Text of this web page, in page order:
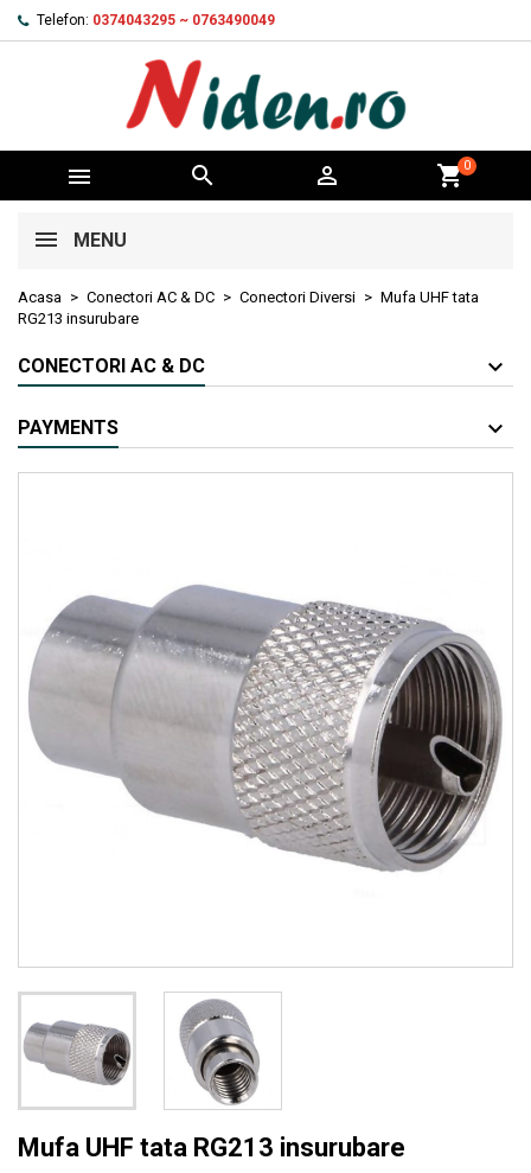
Telefon: 0374043295 ~ 0763490049
   shopping_cart0
MENU
Acasa Conectori AC & DC Conectori Diversi
Mufa UHF tata
RG213 insurubare
CONECTORI AC & DC
PAYMENTS
Mufa UHF tata RG213 insurubare